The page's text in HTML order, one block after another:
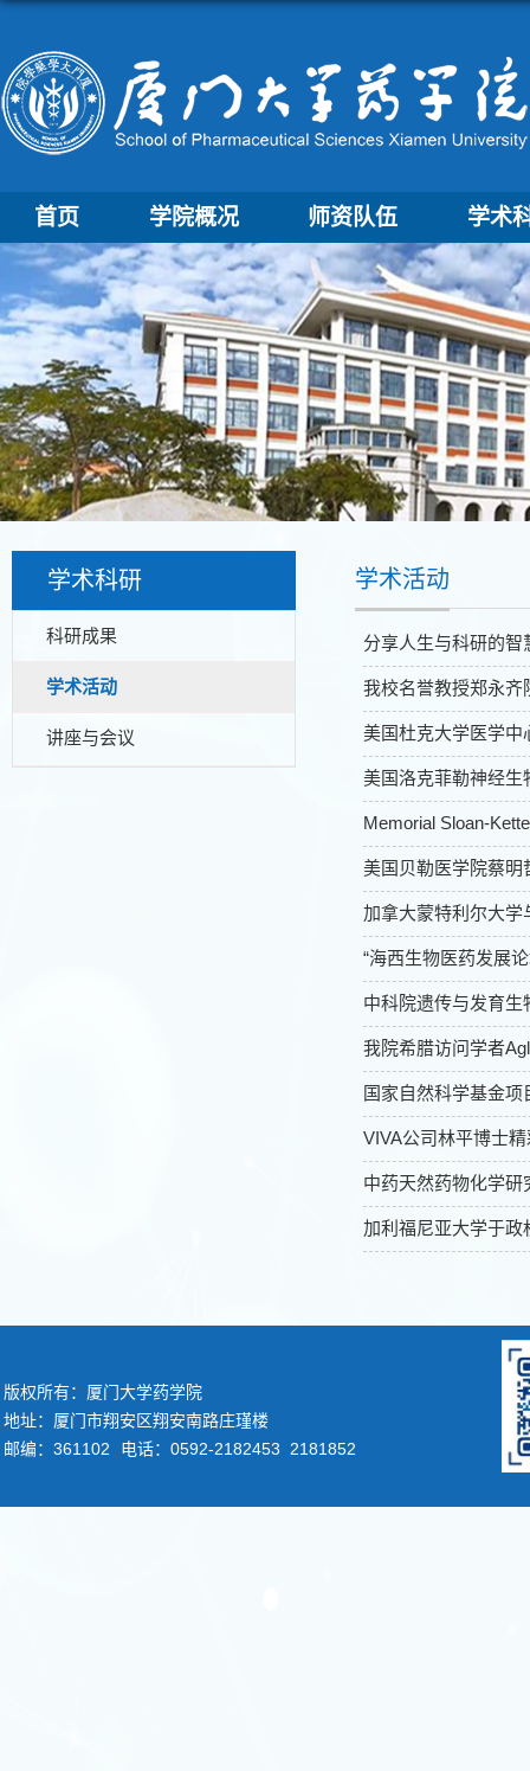
首页 学院概况 师资队伍 学术
学术科研
科研成果
学术活动
讲座与会议
学术活动
分享人生与科研的
我校名誉教授郑永齐
美国杜克大学医学中
美国洛克菲勒神经生
Memorial Sloan-
美国贝勒医学院蔡明
加拿大蒙特利尔大学
“海西生物医药发展
中科院遗传与发育
我院希腊访问学者
国家自然科学基金
VIVA公司林平博士
中药天然药物化学
加利福尼亚大学于政
版权所有：厦门大学药学院
地址：厦门市翔安区翔安南路庄瑾楼
邮编：361102
电话：0592-2182453 2181852